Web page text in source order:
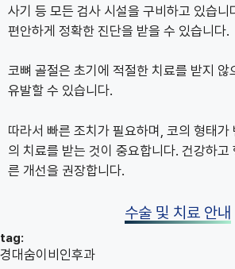
사기 등 모든 검사 시설을 구비하고 있습니
편안하게 정확한 진단을 받을 수 있습니다.
코뼈 골절은 초기에 적절한 치료를 받지 않
유발할 수 있습니다.
따라서 빠른 조치가 필요하며, 코의 형태
의 치료를 받는 것이 중요합니다. 건강하고
른 개선을 권장합니다.
수술 및 치료 안내
tag:
경대숨이비인후과